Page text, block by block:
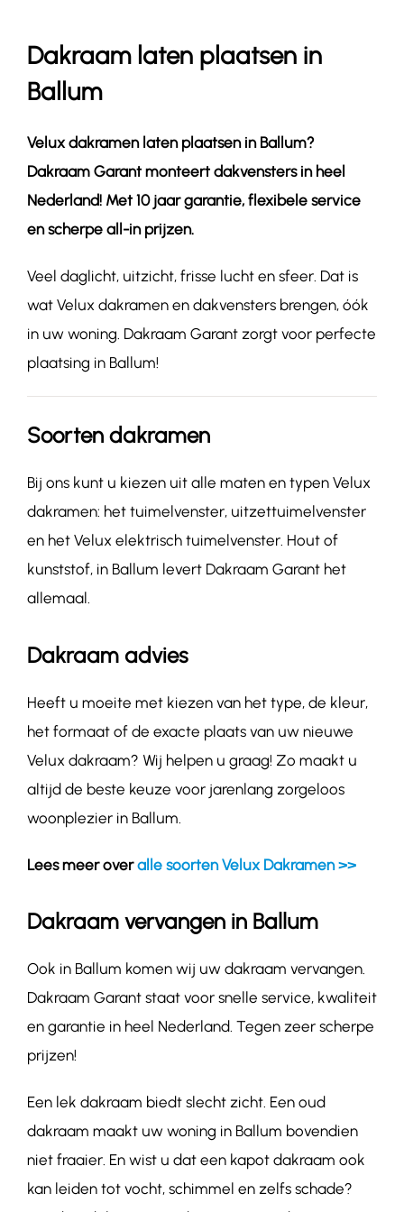
Contact
Dakraam laten plaatsen in
Ballum
Velux dakramen laten plaatsen in Ballum?
Dakraam Garant monteert dakvensters in heel
Nederland! Met 10 jaar garantie, flexibele service
en scherpe all-in prijzen.
Veel daglicht, uitzicht, frisse lucht en sfeer. Dat is
wat Velux dakramen en dakvensters brengen, óók
in uw woning. Dakraam Garant zorgt voor perfecte
plaatsing in Ballum!
Soorten dakramen
Bij ons kunt u kiezen uit alle maten en typen Velux
dakramen: het tuimelvenster, uitzettuimelvenster
en het Velux elektrisch tuimelvenster. Hout of
kunststof, in Ballum levert Dakraam Garant het
allemaal.
Dakraam advies
Heeft u moeite met kiezen van het type, de kleur,
het formaat of de exacte plaats van uw nieuwe
Velux dakraam? Wij helpen u graag! Zo maakt u
altijd de beste keuze voor jarenlang zorgeloos
woonplezier in Ballum.
Lees meer overalle soorten Velux Dakramen >>
Dakraam vervangen in Ballum
Ook in Ballum komen wij uw dakraam vervangen.
Dakraam Garant staat voor snelle service, kwaliteit
en garantie in heel Nederland. Tegen zeer scherpe
prijzen!
Een lek dakraam biedt slecht zicht. Een oud
dakraam maakt uw woning in Ballum bovendien
niet fraaier. En wist u dat een kapot dakraam ook
kan leiden tot vocht, schimmel en zelfs schade?